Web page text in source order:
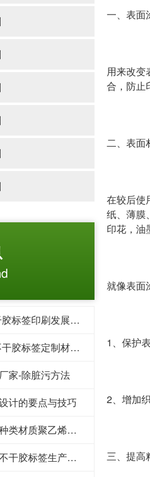
宜昌印刷厂-不干胶标签印刷发展趋势?
宜昌印刷厂家-不干胶标签定制材料部份
家-除脏污方法
计的要点与技巧
宜昌​不干胶标签种类材质聚乙烯、聚丙烯
宜昌印刷标签对不干胶标签生产车间要求
一、表面
用来改变
合，防止
二、表面
在较后使
纸、薄膜
印花，油
就像表面
1、保护
2、增加
三、提高